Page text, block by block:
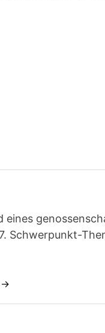
eines
Schwerpunkt-
→